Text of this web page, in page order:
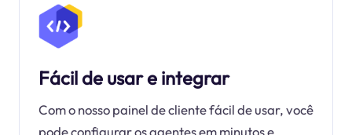
Fácil de usar e integrar
Com o nosso painel de cliente fácil de usar, você